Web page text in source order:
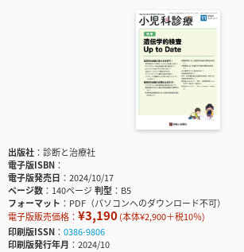
出版社
診断と治療社
電子版ISBN
電子版発売日
2024/10/17
ページ数
140ページ判型
B5
フォーマット
PDF（パソコンへのダウンロード不可）
電子版販売価格： ¥3,190(本体¥2,900＋税10％)
印刷版ISSN
0386-9806
印刷版発行年月
2024/10